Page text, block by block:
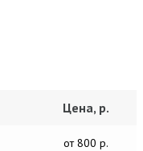
Цена, р.
от 800 р.